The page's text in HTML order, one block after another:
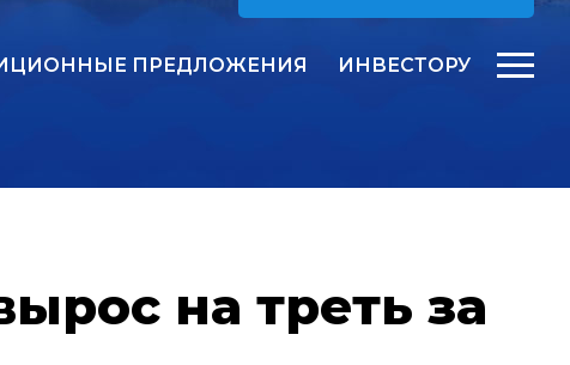
ПРЕДЛОЖЕНИЯ ИНВЕСТОРУ
на треть за